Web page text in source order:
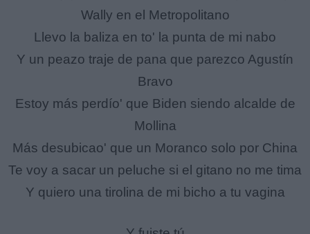
Wally en el Metropolitano
Llevo la baliza en to' la punta de mi nabo
Y un peazo traje de pana que parezco Agustín
Bravo
Estoy más perdío' que Biden siendo alcalde de
Mollina
Más desubicao' que un Moranco solo por China
Te voy a sacar un peluche si el gitano no me tima
Y quiero una tirolina de mi bicho a tu vagina